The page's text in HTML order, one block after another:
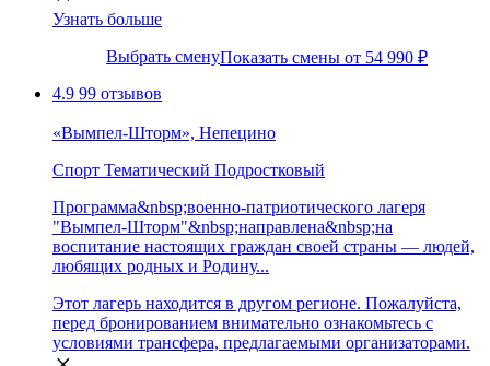
Узнать больше
Выбрать сменуПоказать смены от 54 990 ₽
4.9 99 отзывов
«Вымпел-Шторм», Непецино
Спорт Тематический Подростковый
Программа&nbsp;военно-патриотического лагеря
"Вымпел-Шторм"&nbsp;направлена&nbsp;на
воспитание настоящих граждан своей страны — людей,
любящих родных и Родину...
Этот лагерь находится в другом регионе. Пожалуйста,
перед бронированием внимательно ознакомьтесь с
условиями трансфера, предлагаемыми организаторами.